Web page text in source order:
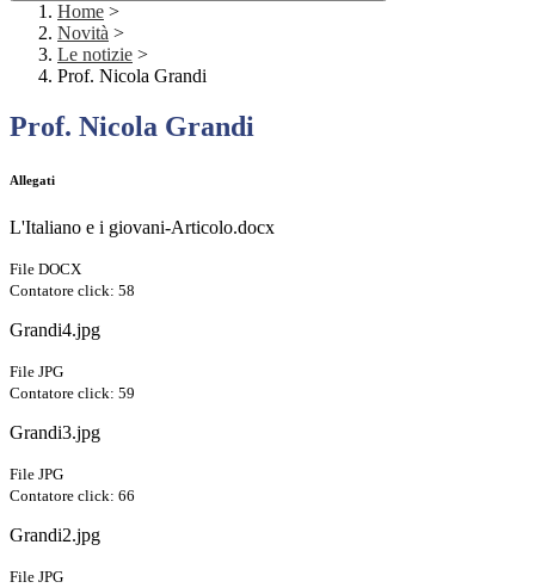
Home >
Novità >
Le notizie >
Prof. Nicola Grandi
Prof. Nicola Grandi
Allegati
L'Italiano e i giovani-Articolo.docx
File DOCX
Contatore click: 58
Grandi4.jpg
File JPG
Contatore click: 59
Grandi3.jpg
File JPG
Contatore click: 66
Grandi2.jpg
File JPG